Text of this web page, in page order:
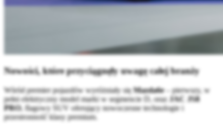
Nowości, które przyciągnęły uwagę całej branży
Wśród premier pojazdów wyróżniały sięMazda6e– pierwszy, w
pełni elektryczny model marki w segmencie D, oraz JAC JS8
PRO, flagowy SUV oferujący nowoczesne technologie i
przestronność klasy premium.